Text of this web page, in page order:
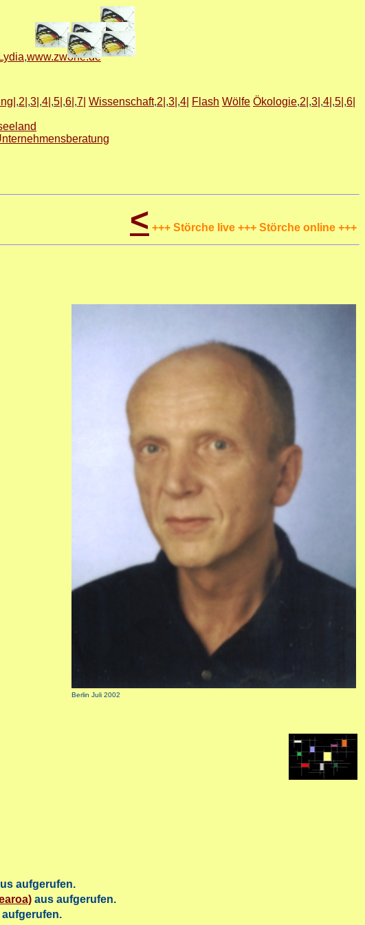
Lydia,www.zwone.de
,2| ,3| ,4| ,5| ,6| ,7| Wissenschaft,2| ,3| ,4| Flash Wölfe Ökologie,2| ,3| ,4| ,5| ,6|
+++ Störche live +++ Störche online +++ Zur
Berlin Juli 2002
aufgerufen.
aus aufgerufen.
aufgerufen.